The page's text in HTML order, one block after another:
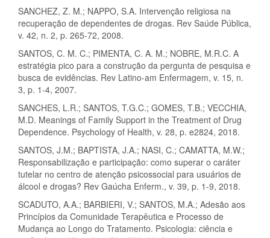
SANCHEZ, Z. M.; NAPPO, S.A. Intervenção religiosa na
recuperação de dependentes de drogas. Rev Saúde Pública,
v. 42, n. 2, p. 265-72, 2008.
SANTOS, C. M. C.; PIMENTA, C. A. M.; NOBRE, M.R.C. A
estratégia pico para a construção da pergunta de pesquisa e
busca de evidências. Rev Latino-am Enfermagem, v. 15, n.
3, p. 1-4, 2007.
SANCHES, L.R.; SANTOS, T.G.C.; GOMES, T.B.; VECCHIA,
M.D. Meanings of Family Support in the Treatment of Drug
Dependence. Psychology of Health, v. 28, p. e2824, 2018.
SANTOS, J.M.; BAPTISTA, J.A.; NASI, C.; CAMATTA, M.W.;
Responsabilização e participação: como superar o caráter
tutelar no centro de atenção psicossocial para usuários de
álcool e drogas? Rev Gaúcha Enferm., v. 39, p. 1-9, 2018.
SCADUTO, A.A.; BARBIERI, V.; SANTOS, M.A.; Adesão aos
Princípios da Comunidade Terapêutica e Processo de
Mudança ao Longo do Tratamento. Psicologia: ciência e